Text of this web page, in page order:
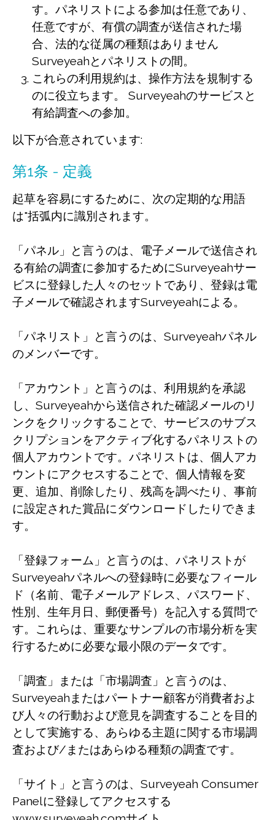
す。パネリストによる参加は任意であり、
任意ですが、有償の調査が送信された場
合、法的な従属の種類はありません
Surveyeahとパネリストの間。
これらの利用規約は、操作方法を規制する
のに役立ちます。 Surveyeahのサービスと
有給調査への参加。
以下が合意されています:
第1条 - 定義
起草を容易にするために、次の定期的な用語
は"括弧内に識別されます。
「パネル」と言うのは、電子メールで送信され
る有給の調査に参加するためにSurveyeahサー
ビスに登録した人々のセットであり、登録は電
子メールで確認されますSurveyeahによる。
「パネリスト」と言うのは、Surveyeahパネル
のメンバーです。
「アカウント」と言うのは、利用規約を承認
し、Surveyeahから送信された確認メールのリ
ンクをクリックすることで、サービスのサブス
クリプションをアクティブ化するパネリストの
個人アカウントです。パネリストは、個人アカ
ウントにアクセスすることで、個人情報を変
更、追加、削除したり、残高を調べたり、事前
に設定された賞品にダウンロードしたりできま
す。
「登録フォーム」と言うのは、パネリストが
Surveyeahパネルへの登録時に必要なフィール
ド（名前、電子メールアドレス、パスワード、
性別、生年月日、郵便番号）を記入する質問で
す。これらは、重要なサンプルの市場分析を実
行するために必要な最小限のデータです。
「調査」または「市場調査」と言うのは、
Surveyeahまたはパートナー顧客が消費者およ
び人々の行動および意見を調査することを目的
として実施する、あらゆる主題に関する市場調
査および/またはあらゆる種類の調査です。
「サイト」と言うのは、Surveyeah Consumer
Panelに登録してアクセスする